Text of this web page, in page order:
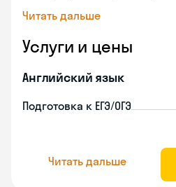
Читать дальше
Услуги и цены
Английский язык
Подготовка к ЕГЭ/ОГЭ
Читать дальше